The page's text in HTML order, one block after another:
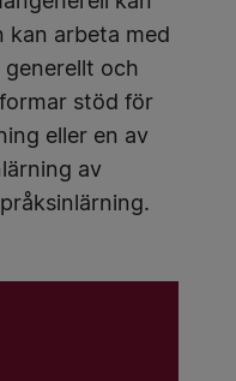
kan arbeta med
generellt och
stöd för
eller en av
av